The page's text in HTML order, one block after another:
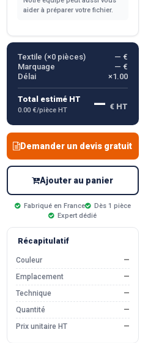
aider à préparer votre fichier.
Textile (×0pièces)
— €
Marquage
— €
Délai
×1.00
Total estimé HT
0.00 €/pièce HT — € HT
Demander un devis gratuit
Ajouter au panier
Fabriqué en France
Dès 1 pièce
Expert dédié
Récapitulatif
Couleur
—
Emplacement
—
Technique
—
Quantité
—
Prix unitaire HT
—